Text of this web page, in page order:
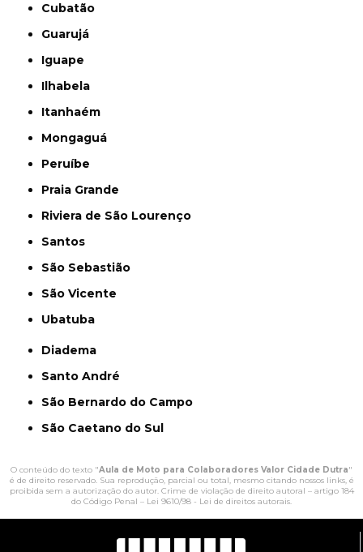
Cubatão
Guarujá
Iguape
Ilhabela
Itanhaém
Mongaguá
Peruíbe
Praia Grande
Riviera de São Lourenço
Santos
São Sebastião
São Vicente
Ubatuba
Diadema
Santo André
São Bernardo do Campo
São Caetano do Sul
O conteúdo do texto "Aula de Moto para Colaboradores Valor Cidade Dutra"
é de direito reservado. Sua reprodução, parcial ou total, mesmo citando nossos links, é
proibida sem a autorização do autor. Crime de violação de direito autoral – artigo 184
do Código Penal – Lei 9610/98 - Lei de direitos autorais.